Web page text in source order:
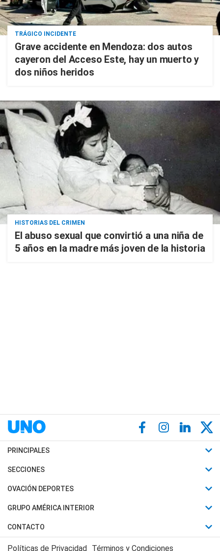
TRÁGICO INCIDENTE
Grave accidente en Mendoza: dos autos
cayeron del Acceso Este, hay un muerto y
dos niños heridos
HISTORIAS DEL CRIMEN
El abuso sexual que convirtió a una niña de
5 años en la madre más joven de la historia
PRINCIPALES
Últimas Noticias
Política
Judiciales
Economia
SECCIONES
Horóscopo
Motores
Trucos caseros
OVACIÓN DEPORTES
Fútbol
Mundial
Automovilismo
GRUPO AMÉRICA INTERIOR
Canal 7 en Vivo
CONTACTO
Acerca de Nosotros
Políticas de Privacidad Términos y Condiciones